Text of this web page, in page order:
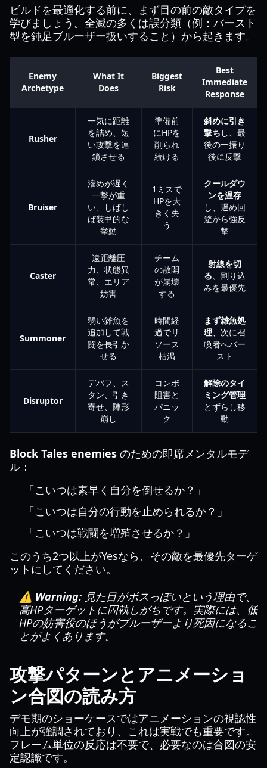
ビルドを最適化する前に、まず目の前の敵タイプを
学びましょう。全滅の多くは誤分類（例：バースト
型を鈍足ブルーザー扱いすること）から起きます。
Enemy
Archetype
What It
Does
Biggest
Risk
Best
Immediate
Response
Rusher
一気に距離
を詰め、短
い攻撃を連
鎖させる
準備前
にHPを
削られ
続ける
斜めに引き
撃ち し、最
後の一振り
後に反撃
Bruiser
溜めが遅く
一撃が重
い、しばし
ば装甲的な
挙動
1ミスで
HPを大
きく失
う
クールダウ
ンを温存
し、遅め回
避から強反
撃
Caster
遠距離圧
力、状態異
常、エリア
妨害
チーム
の散開
が崩壊
する
射線を切
る、割り込
みを最優先
Summoner
弱い雑魚を
追加して戦
闘を長引か
せる
時間経
過でリ
ソース
枯渇
まず雑魚処
理、次に召
喚者へバー
スト
Disruptor
デバフ、ス
タン、引き
寄せ、陣形
崩し
コンボ
阻害と
パニッ
ク
解除のタイ
ミング管理
とずらし移
動
Block Tales enemies のための即席メンタルモデ
ル：
「こいつは素早く自分を倒せるか？」
「こいつは自分の行動を止められるか？」
「こいつは戦闘を増殖させるか？」
このうち2つ以上がYesなら、その敵を最優先ターゲ
ットにしてください。
⚠️ Warning: 見た目がボスっぽいという理由で、
高HPターゲットに固執しがちです。実際には、低
HPの妨害役のほうがブルーザーより死因になるこ
とがよくあります。
攻撃パターンとアニメーショ
ン合図の読み方
デモ期のショーケースではアニメーションの視認性
向上が強調されており、これは実戦でも重要です。
フレーム単位の反応は不要で、必要なのは合図の安
定認識です。